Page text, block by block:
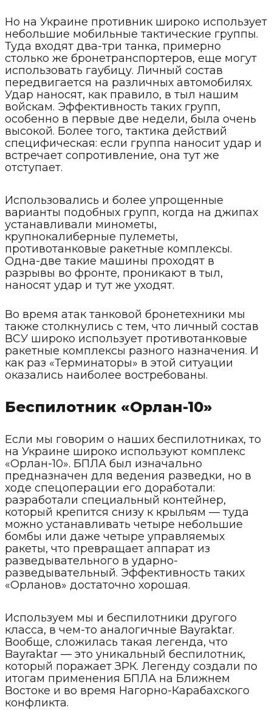
Но на Украине противник широко использует
небольшие мобильные тактические группы.
Туда входят два-три танка, примерно
столько же бронетранспортеров, еще могут
использовать гаубицу. Личный состав
передвигается на различных автомобилях.
Удар наносят, как правило, в тыл нашим
войскам. Эффективность таких групп,
особенно в первые две недели, была очень
высокой. Более того, тактика действий
специфическая: если группа наносит удар и
встречает сопротивление, она тут же
отступает.
Использовались и более упрощенные
варианты подобных групп, когда на джипах
устанавливали минометы,
крупнокалиберные пулеметы,
противотанковые ракетные комплексы.
Одна-две такие машины проходят в
разрывы во фронте, проникают в тыл,
наносят удар и тут же уходят.
Во время атак танковой бронетехники мы
также столкнулись с тем, что личный состав
ВСУ широко использует противотанковые
ракетные комплексы разного назначения. И
как раз «Терминаторы» в этой ситуации
оказались наиболее востребованы.
Беспилотник «Орлан-10»
Если мы говорим о наших беспилотниках, то
на Украине широко используют комплекс
«Орлан-10». БПЛА был изначально
предназначен для ведения разведки, но в
ходе спецоперации его доработали:
разработали специальный контейнер,
который крепится снизу к крыльям — туда
можно устанавливать четыре небольшие
бомбы или даже четыре управляемых
ракеты, что превращает аппарат из
разведывательного в ударно-
разведывательный. Эффективность таких
«Орланов» достаточно хорошая.
Используем мы и беспилотники другого
класса, в чем-то аналогичные Bayraktar.
Вообще, сложилась такая легенда, что
Bayraktar — это уникальный беспилотник,
который поражает ЗРК. Легенду создали по
итогам применения БПЛА на Ближнем
Востоке и во время Нагорно-Карабахского
конфликта.